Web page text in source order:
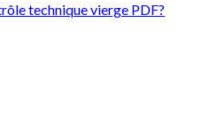
technique vierge PDF?